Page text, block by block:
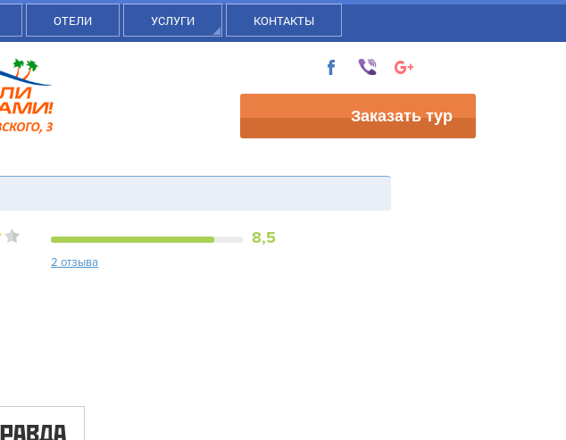
ОТЕЛИ УСЛУГИ КОНТАКТЫ
Заказать тур
8,5
2 отзыва